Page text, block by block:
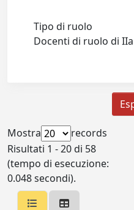
Tipo di ruolo
Docenti di ruolo di
Mostra
records
Risultati 1 - 20 di 58
(tempo di esecuzione:
0.048 secondi).